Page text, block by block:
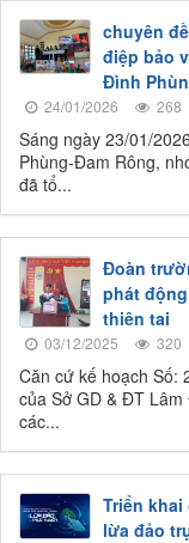
chuyên
điệp bảo
Đình
24/01/2026 268
Sáng ngày 23/01/
Phùng-Đam Rông,
đã tổ...
Đoàn
phát
thiên tai
03/12/2025 320
Căn cứ kế hoạch Số:
của Sở GD & ĐT
các...
Triển
lừa đảo